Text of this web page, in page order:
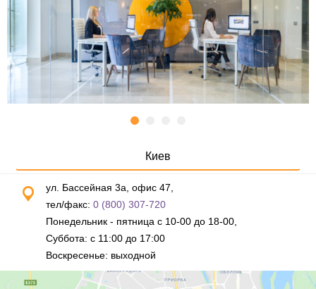
Киев
ул. Бассейная 3а, офис 47,
тел/факс: 0 (800) 307-720
Понедельник - пятница с 10-00 до 18-00,
Суббота: с 11:00 до 17:00
Воскресенье: выходной